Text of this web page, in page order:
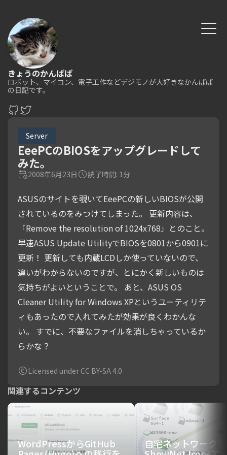
きょうのかんぱぱ
ロボット、マイコン、電子工作などデジモノが大好きなかんぱぱ
の日記です。
Server
EeePCのBIOSをアップグレードして
みた。
2008年6月23日 読了時間: 1分
ASUSのサイトを覗いてEeePCの新しいBIOSが公開
されているのをみつけてしまった。 更新内容は、
「Remove the resolution of 1024x768」とのこと。
早速ASUS Update UtilityでBIOSを0801から0901に
更新！ 更新しても内蔵LCDしか使っていないので、
違いがわからないのですが、とにかく新しいものは
気持ちがよいということで。 あと、ASUS OS
Cleaner Utility for Windows XPというユーティリテ
ィもあったので入れてみたが効果が良くわかんな
い。 すでに、不要なファイルを消しちゃっているか
らかな？
Licensed under CC BY-SA 4.0
関連するコンテンツ
WordPressからGitHub 自宅ネットワークを